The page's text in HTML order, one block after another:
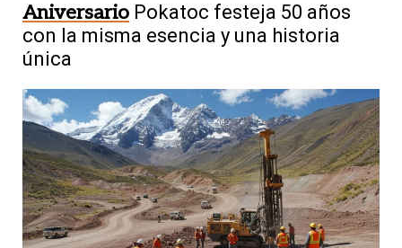
Aniversario Pokatoc festeja 50 años
con la misma esencia y una historia
única